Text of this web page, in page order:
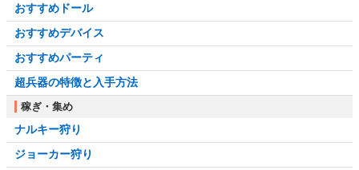
おすすめドール
おすすめデバイス
おすすめパーティ
超兵器の特徴と入手方法
稼ぎ・集め
ナルキー狩り
ジョーカー狩り